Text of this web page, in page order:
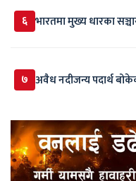
६ भारतमा मुख्य धारका
७ अवैध नदीजन्य पदार्थ